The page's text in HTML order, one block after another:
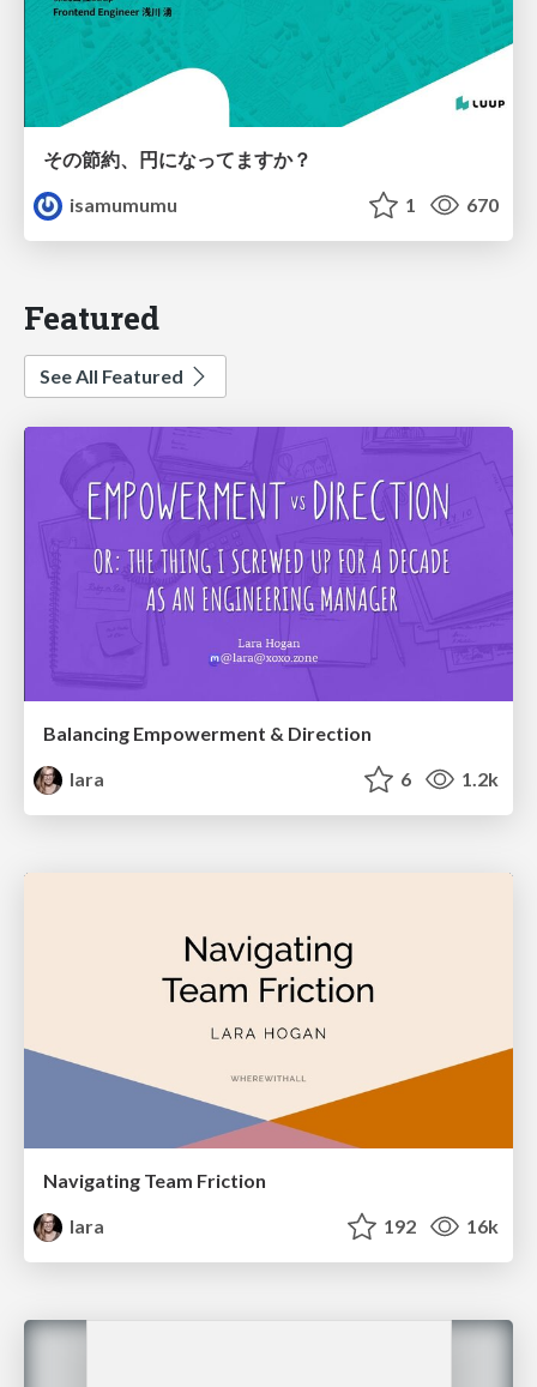
その節約、円になってますか？
isamumumu
1 670
Featured
See All Featured
Balancing Empowerment & Direction
lara
6 1.2k
Navigating Team Friction
lara
192 16k